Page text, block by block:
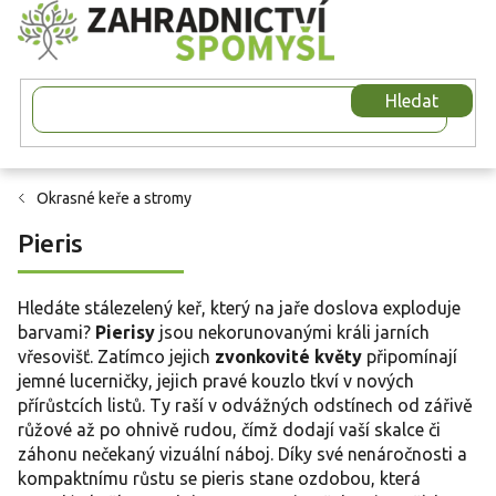
Přejít
na
obsah
Hledat
Okrasné keře a stromy
Pieris
Hledáte stálezelený keř, který na jaře doslova exploduje
barvami? Pierisy jsou nekorunovanými králi jarních
vřesovišť. Zatímco jejich zvonkovité květy připomínají
jemné lucerničky, jejich pravé kouzlo tkví v nových
přírůstcích listů. Ty raší v odvážných odstínech od zářivě
růžové až po ohnivě rudou, čímž dodají vaší skalce či
záhonu nečekaný vizuální náboj. Díky své nenáročnosti a
kompaktnímu růstu se pieris stane ozdobou, která